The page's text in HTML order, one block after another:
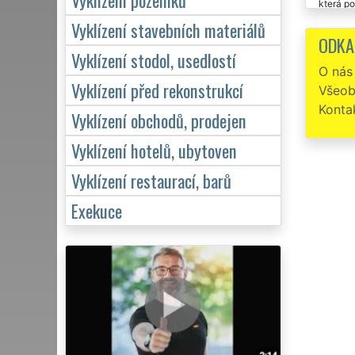
která
práci
O nás
Vyklízení stavebních materiálů
Vyklízení stodol, usedlostí
Vyklízení před rekonstrukcí
Vyklízení obchodů, prodejen
Vyklízení hotelů, ubytoven
Vyklízení restaurací, barů
Exekuce